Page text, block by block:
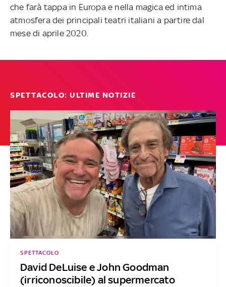
che farà tappa in Europa e nella magica ed intima
atmosfera dei principali teatri italiani a partire dal
mese di aprile 2020.
SPETTACOLO: ULTIME NOTIZIE
David DeLuise e John Goodman
(irriconoscibile) al supermercato
SPETTACOLO